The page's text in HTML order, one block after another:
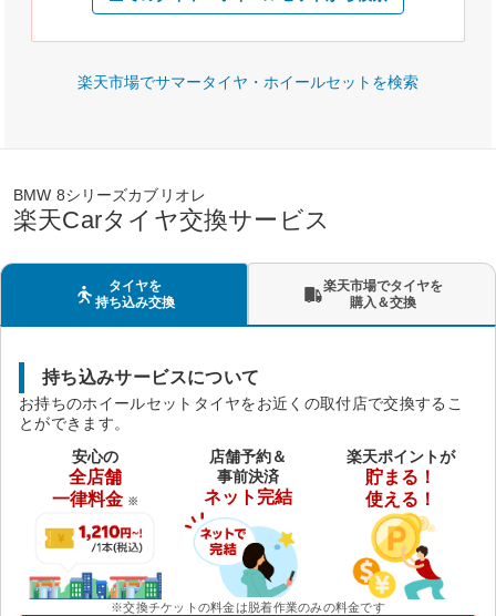
楽天市場でサマータイヤ・ホイールセットを検索
BMW 8シリーズカブリオレ
楽天Carタイヤ交換サービス
タイヤを
持ち込み交換
楽天市場でタイヤを
購入＆交換
持ち込みサービスについて
お持ちのホイールセットタイヤをお近くの取付店で交換するこ
とができます。
安心の
全店舗
一律料金 ※
店舗予約＆
事前決済
ネット完結
楽天ポイントが
貯まる！
使える！
※交換チケットの料金は脱着作業のみの料金です